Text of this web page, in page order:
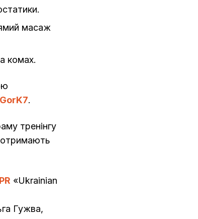
масаж
комах.
.
тренінгу
отримають
«Ukrainian
Гужва,